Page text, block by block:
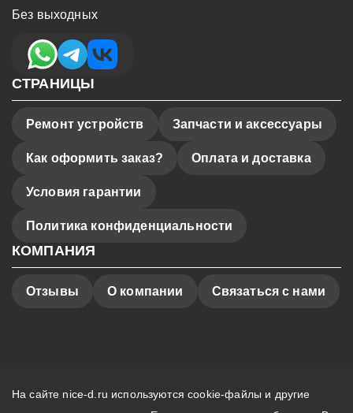
Без выходных
СТРАНИЦЫ
Ремонт устройств Запчасти и аксессуары
Как оформить заказ? Оплата и доставка
Условия гарантии
Политика конфиденциальности
КОМПАНИЯ
Отзывы О компании Связаться с нами
На сайте nice-d.ru используются cookie-файлы и другие